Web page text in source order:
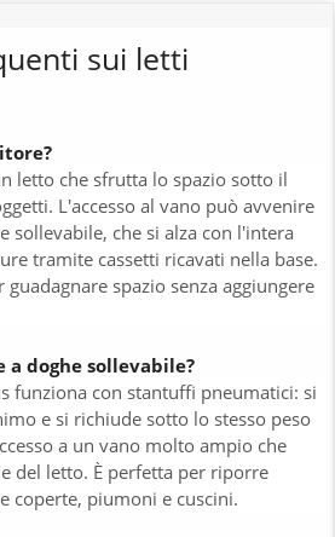
sui letti
letto che sfrutta lo spazio sotto il
L'accesso al vano può avvenire
sollevabile, che si alza con l'intera
tramite cassetti ricavati nella base.
guadagnare spazio senza aggiungere
a doghe sollevabile?
funziona con stantuffi pneumatici: si
e si richiude sotto lo stesso peso
a un vano molto ampio che
del letto. È perfetta per riporre
coperte, piumoni e cuscini.